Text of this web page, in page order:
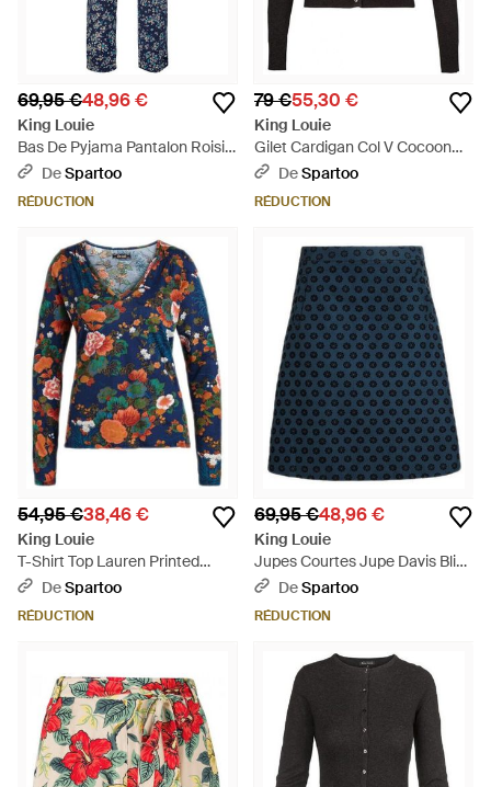
69,95 €48,96 €
King Louie
Bas De Pyjama Pantalon Roisin
Frangiani 02768 - Bleu
DeSpartoo
RÉDUCTION
79 €55,30 €
King Louie
Gilet Cardigan Col V Cocoon
Antrhracite - Noir
DeSpartoo
RÉDUCTION
54,95 €38,46 €
King Louie
T-Shirt Top Lauren Printed
Cotton Jersey Palace - Bleu
DeSpartoo
RÉDUCTION
69,95 €48,96 €
King Louie
Jupes Courtes Jupe Davis Blini
Dive - Bleu
DeSpartoo
RÉDUCTION